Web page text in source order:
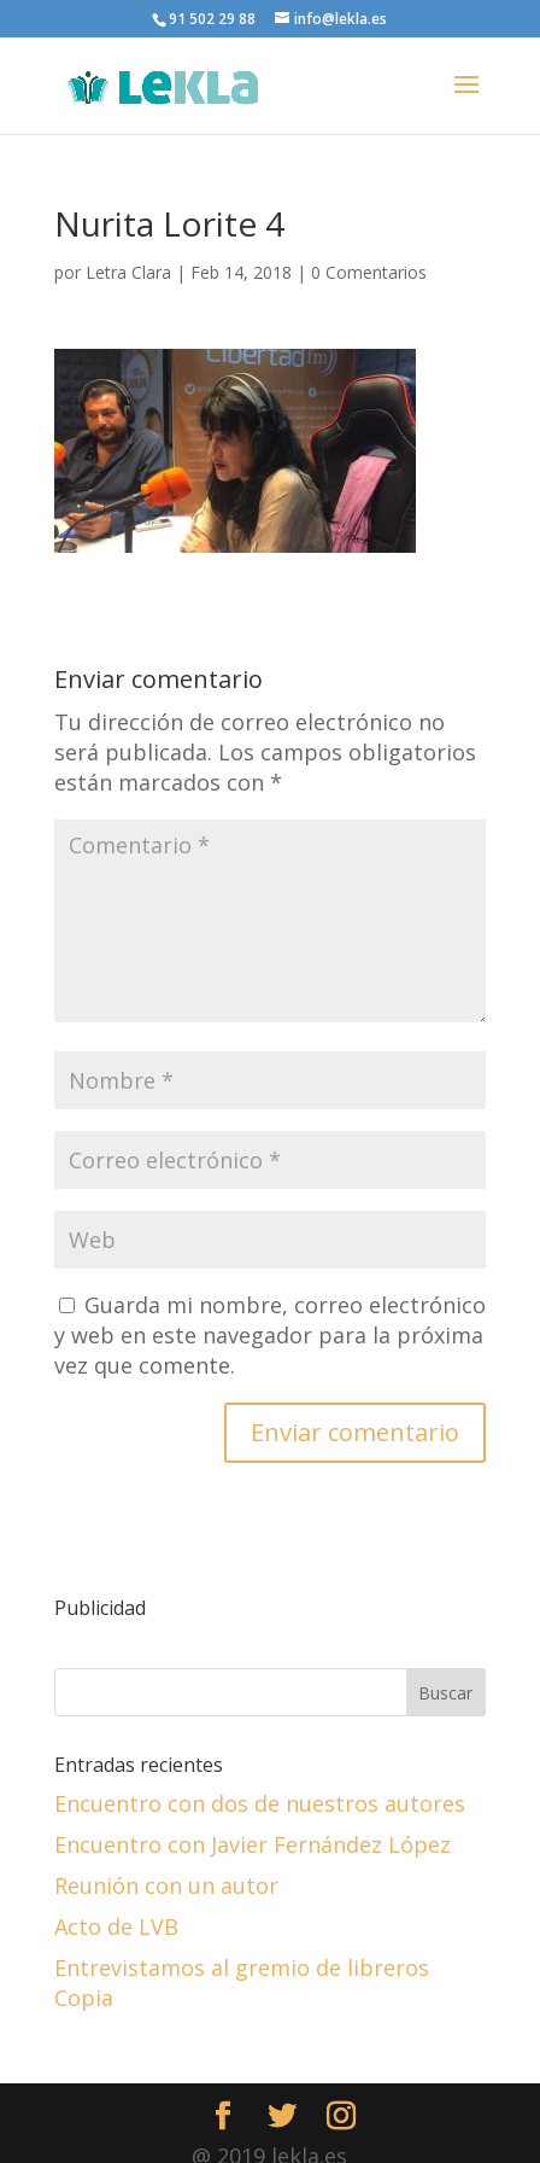
91 502 29 88 info@lekla.es
Nurita Lorite 4
por Letra Clara | Feb 14, 2018 | 0 Comentarios
Enviar comentario
Tu dirección de correo electrónico no
será publicada. Los campos obligatorios
están marcados con *
Guarda mi nombre, correo electrónico
y web en este navegador para la próxima
vez que comente.
Publicidad
Entradas recientes
Encuentro con dos de nuestros autores
Encuentro con Javier Fernández López
Reunión con un autor
Acto de LVB
Entrevistamos al gremio de libreros
Copia
@ 2019 lekla.es